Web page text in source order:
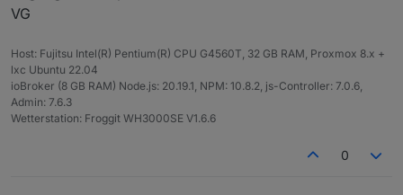
VG
Host: Fujitsu Intel(R) Pentium(R) CPU G4560T, 32 GB RAM, Proxmox 8.x +
lxc Ubuntu 22.04
ioBroker (8 GB RAM) Node.js: 20.19.1, NPM: 10.8.2, js-Controller: 7.0.6,
Admin: 7.6.3
Wetterstation: Froggit WH3000SE V1.6.6
0